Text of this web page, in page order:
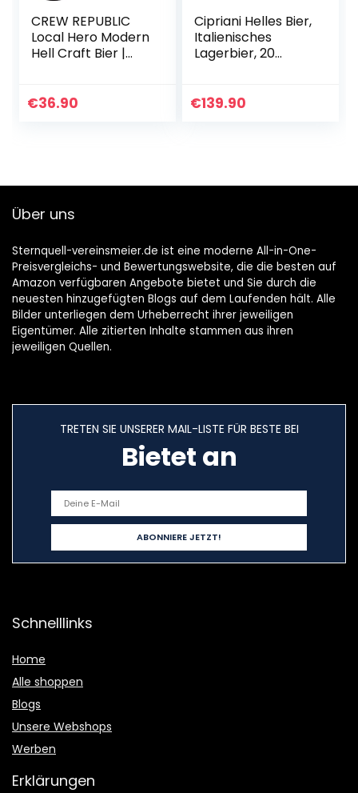
CREW REPUBLIC
Local Hero Modern
Hell Craft Bier |
Reinheitsgebot In
€36.90
Cipriani Helles Bier,
Italienisches
Lagerbier, 20
€139.90
Über uns
Sternquell-vereinsmeier.de ist eine moderne All-in-One-
Preisvergleichs- und Bewertungswebsite, die die besten auf
Amazon verfügbaren Angebote bietet und Sie durch die
neuesten hinzugefügten Blogs auf dem Laufenden hält. Alle
Bilder unterliegen dem Urheberrecht ihrer jeweiligen
Eigentümer. Alle zitierten Inhalte stammen aus ihren
jeweiligen Quellen.
TRETEN SIE UNSERER MAIL-LISTE FÜR BESTE BEI
Bietet an
Schnelllinks
Home
Alle shoppen
Blogs
Unsere Webshops
Werben
Erklärungen